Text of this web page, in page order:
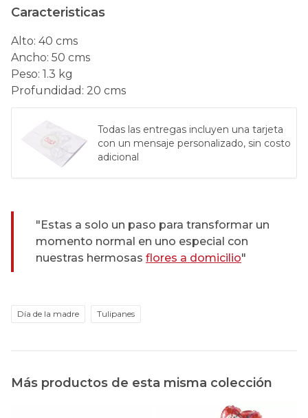
Caracteristicas
Alto: 40 cms
Ancho: 50 cms
Peso: 1.3 kg
Profundidad : 20 cms
Todas las entregas incluyen una tarjeta
con un mensaje personalizado, sin costo
adicional
"Estas a solo un paso para transformar un
momento normal en uno especial con
nuestras hermosas flores a domicilio"
Día de la madre Tulipanes
Más productos de esta misma colección